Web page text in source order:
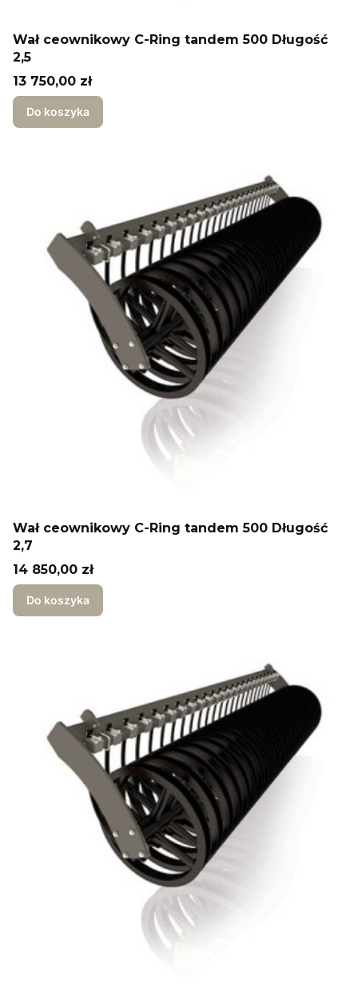
Wał ceownikowy C-Ring tandem 500 Długość
2,5
Cena
13 750,00 zł
Do koszyka
Wał ceownikowy C-Ring tandem 500 Długość
2,7
Cena
14 850,00 zł
Do koszyka